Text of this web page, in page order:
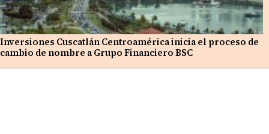
Inversiones Cuscatlán Centroamérica inicia el proceso de
cambio de nombre a Grupo Financiero BSC